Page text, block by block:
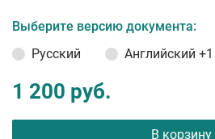
Выберите версию документа:
Русский
Английский
1 200 руб.
В корзину